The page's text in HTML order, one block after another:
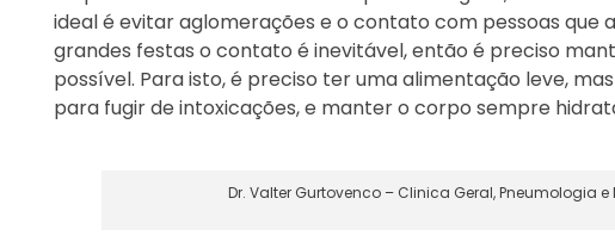
ideal é evitar aglomerações e o contato com pessoas que
grandes festas o contato é inevitável, então é preciso
possível. Para isto, é preciso ter uma alimentação leve,
para fugir de intoxicações, e manter o corpo sempre
Dr. Valter Gurtovenco – Clinica Geral, Pneumologia